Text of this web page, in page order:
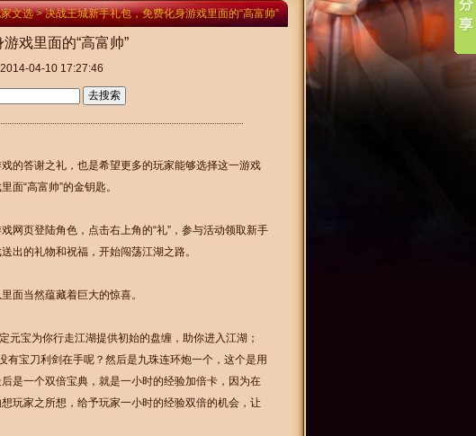
文选>决战王城新手礼包，免费化身游戏里面的“高富帅”
戏里面的“高富帅”
04-10 17:27:46
的答谢之礼，也是希望更多的玩家能够选择这一游戏
“高富帅”的金钥匙。
页登陆角色，点击右上角的“礼”，参与活动领取新手
出的礼物和祝福，开始闯荡江湖之路。
面当然蕴藏着巨大的惊喜。
宝为你行走江湖提供初始的盘缠，助你进入江湖；
宝刀利剑在手呢？然后是九珠连环炮一个，这个是用
是一个双倍宝典，就是一小时的经验加倍卡，因为在
玩家之所想，给予玩家一小时的经验双倍的机会，让